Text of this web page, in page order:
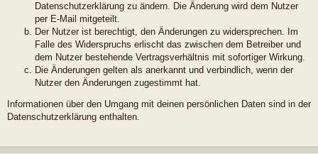
Datenschutzerklärung zu ändern. Die Änderung wird dem Nutzer
per E-Mail mitgeteilt.
Der Nutzer ist berechtigt, den Änderungen zu widersprechen. Im
Falle des Widerspruchs erlischt das zwischen dem Betreiber und
dem Nutzer bestehende Vertragsverhältnis mit sofortiger Wirkung.
Die Änderungen gelten als anerkannt und verbindlich, wenn der
Nutzer den Änderungen zugestimmt hat.
Informationen über den Umgang mit deinen persönlichen Daten sind in der
Datenschutzerklärung enthalten.